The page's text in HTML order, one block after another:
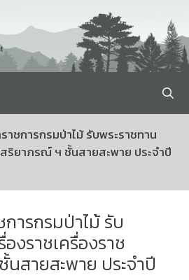
าชการกรมป่าไม้ รับพระราชทาน
ริยาภรณ์ ฯ ชั้นสายสะพาย ประจำปี
ารกรมป่าไม้ รับ
งราชเครื่องราช
สายสะพาย ประจำปี